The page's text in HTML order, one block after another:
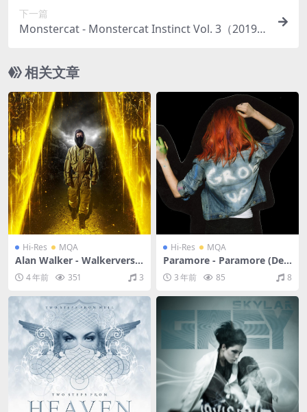
下一篇
Monstercat - Monstercat Instinct Vol. 3（2019/F
相关文章
Hi-Res MQA
Alan Walker - Walkerverse
Pt. II（2022/FLAC/EP分轨/1
16M）(MQA/24bit/44.1kH
z)
4 年前 351 3
Hi-Res MQA
Paramore - Paramore (Del
uxe Edition)（2013/FLAC/
分轨/1.37G）(MQA/24bit/4
4.1kHz)
3 年前 85 8